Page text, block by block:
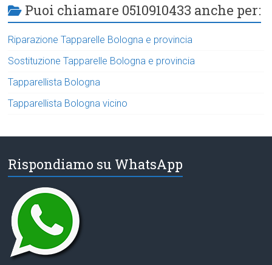
Puoi chiamare 0510910433 anche per:
Riparazione Tapparelle Bologna e provincia
Sostituzione Tapparelle Bologna e provincia
Tapparellista Bologna
Tapparellista Bologna vicino
Rispondiamo su WhatsApp